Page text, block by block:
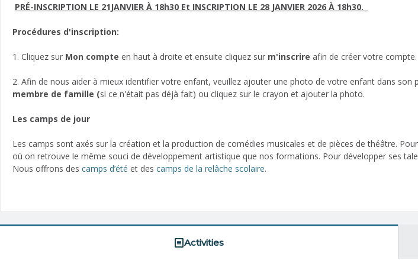
PRÉ-INSCRIPTION LE 21JANVIER À 18h30 Et INSCRIPTION LE 28 JANVIER 2026 À 18h30.
Procédures d'inscription:
1. Cliquez sur Mon compte en haut à droite et ensuite cliquez sur m'inscrire afin de créer votre compte.
2. Afin de nous aider à mieux identifier votre enfant, veuillez ajouter une photo de votre enfant dans son
membre de famille (si ce n'était pas déjà fait) ou cliquez sur le crayon et ajouter la photo.
Les camps de jour
Les camps sont axés sur la création et la production de comédies musicales et de pièces de théâtre.
où on retrouve le même souci de développement artistique que nos formations. Pour développer ses
Nous offrons des camps d’été et des camps de la relâche scolaire.
Activities